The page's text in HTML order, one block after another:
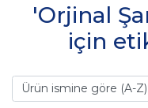
'Orjinal
için